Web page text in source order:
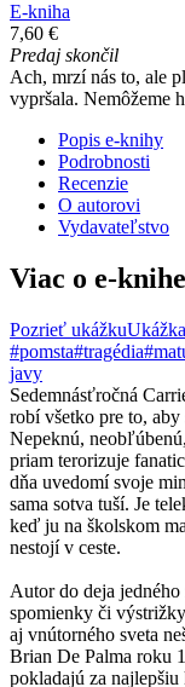
E-kniha
7,60 €
Predaj skončil
Ach, mrzí nás to, ale
vypršala. Nemôžeme
Popis e-knihy
Podrobnosti
Recenzie
O autorovi
Vydavateľstvo
Viac o e-knihe
Pozrieť ukážkuUkážka
#pomsta#tragédia
javy
Sedemnásťročná
robí všetko pre to, aby
Nepeknú,
priam terorizuje
dňa uvedomí svoje
sama sotva tuší. Je
keď ju na školskom
nestojí v ceste.
Autor do deja
spomienky či
aj vnútorného sveta
Brian De Palma roku
pokladajú za